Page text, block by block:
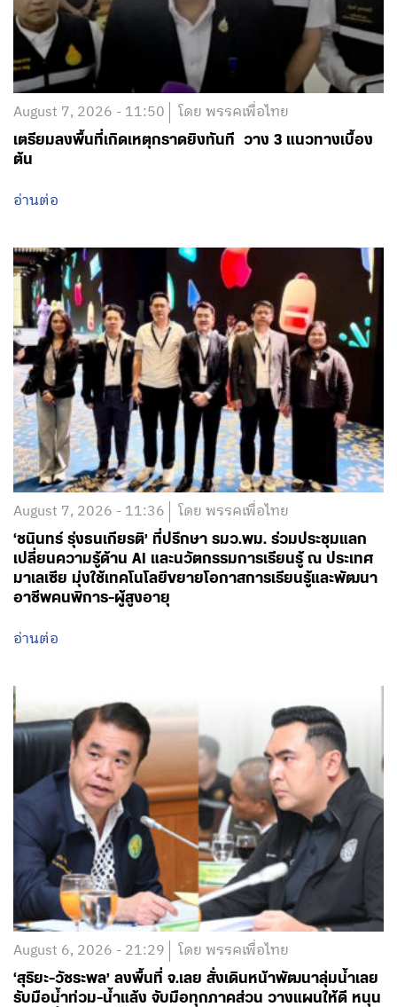
August 7, 2026 - 11:50 โดย พรรคเพื่อไทย
เตรียมลงพื้นที่เกิดเหตุกราดยิงทันที วาง 3 แนวทางเบื้อง
ต้น
อ่านต่อ
August 7, 2026 - 11:36 โดย พรรคเพื่อไทย
‘ชนินทร์ รุ่งธนเกียรติ’ ที่ปรึกษา รมว.พม. ร่วมประชุมแลก
เปลี่ยนความรู้ด้าน AI และนวัตกรรมการเรียนรู้ ณ ประเทศ
มาเลเซีย มุ่งใช้เทคโนโลยีขยายโอกาสการเรียนรู้และพัฒนา
อาชีพคนพิการ-ผู้สูงอายุ
อ่านต่อ
August 6, 2026 - 21:29 โดย พรรคเพื่อไทย
‘สุริยะ-วัชระพล’ ลงพื้นที่ จ.เลย สั่งเดินหน้าพัฒนาลุ่มน้ำเลย
รับมือน้ำท่วม-น้ำแล้ง จับมือทุกภาคส่วน วางแผนให้ดี หนุน